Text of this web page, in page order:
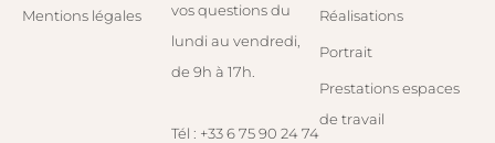
Mentions légales
vos questions du
lundi au vendredi,
de 9h à 17h.
Tél : +33 6 75 90 24 74
Réalisations
Portrait
Prestations espaces
de travail